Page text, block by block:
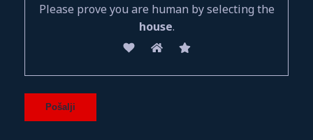
Please prove you are human by selecting the
house.